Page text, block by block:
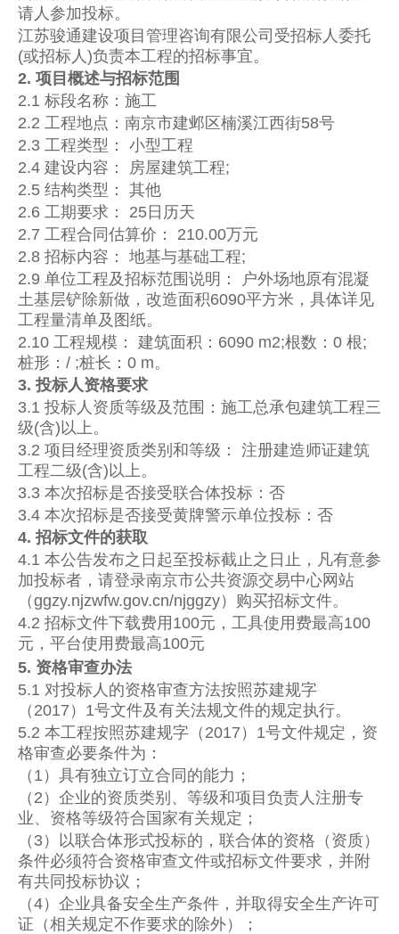
请人参加投标。
江苏骏通建设项目管理咨询有限公司受招标人委托
(或招标人)负责本工程的招标事宜。
2. 项目概述与招标范围
2.1 标段名称：施工
2.2 工程地点：南京市建邺区楠溪江西街58号
2.3 工程类型： 小型工程
2.4 建设内容： 房屋建筑工程;
2.5 结构类型： 其他
2.6 工期要求： 25日历天
2.7 工程合同估算价： 210.00万元
2.8 招标内容： 地基与基础工程;
2.9 单位工程及招标范围说明： 户外场地原有混凝
土基层铲除新做，改造面积6090平方米，具体详见
工程量清单及图纸。
2.10 工程规模： 建筑面积：6090 m2;根数：0 根;
桩形：/ ;桩长：0 m。
3. 投标人资格要求
3.1 投标人资质等级及范围：施工总承包建筑工程三
级(含)以上。
3.2 项目经理资质类别和等级： 注册建造师证建筑
工程二级(含)以上。
3.3 本次招标是否接受联合体投标：否
3.4 本次招标是否接受黄牌警示单位投标：否
4. 招标文件的获取
4.1 本公告发布之日起至投标截止之日止，凡有意参
加投标者，请登录南京市公共资源交易中心网站
（ggzy.njzwfw.gov.cn/njggzy）购买招标文件。
4.2 招标文件下载费用100元，工具使用费最高100
元，平台使用费最高100元
5. 资格审查办法
5.1 对投标人的资格审查方法按照苏建规字
（2017）1号文件及有关法规文件的规定执行。
5.2 本工程按照苏建规字（2017）1号文件规定，资
格审查必要条件为：
（1）具有独立订立合同的能力；
（2）企业的资质类别、等级和项目负责人注册专
业、资格等级符合国家有关规定；
（3）以联合体形式投标的，联合体的资格（资质）
条件必须符合资格审查文件或招标文件要求，并附
有共同投标协议；
（4）企业具备安全生产条件，并取得安全生产许可
证（相关规定不作要求的除外）；